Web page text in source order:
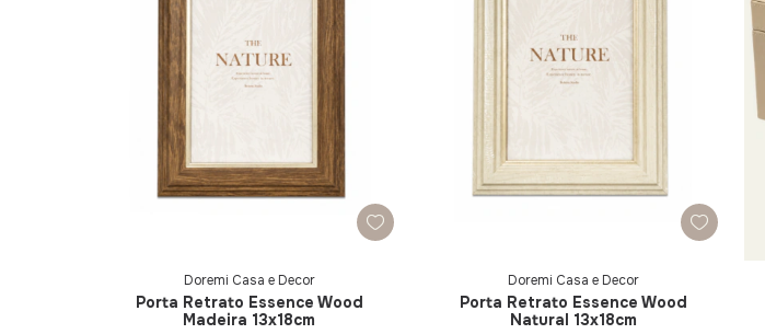
Doremi Casa e Decor
Porta Retrato Essence Wood
Madeira 13x18cm
Doremi Casa e Decor
Porta Retrato Essence Wood
Natural 13x18cm